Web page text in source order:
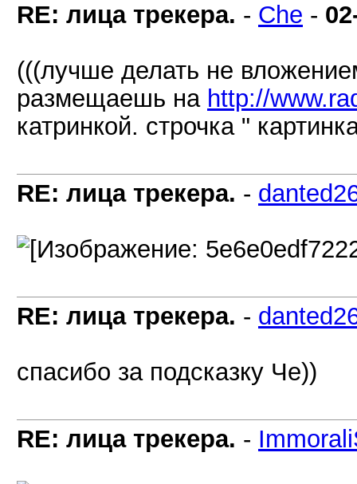
RE: лица трекера. - Che -
(((лучше делать не
размещаешь на http://
катринкой. строчка "
RE: лица трекера. -
RE: лица трекера. -
спасибо за подсказку Че))
RE: лица трекера. -